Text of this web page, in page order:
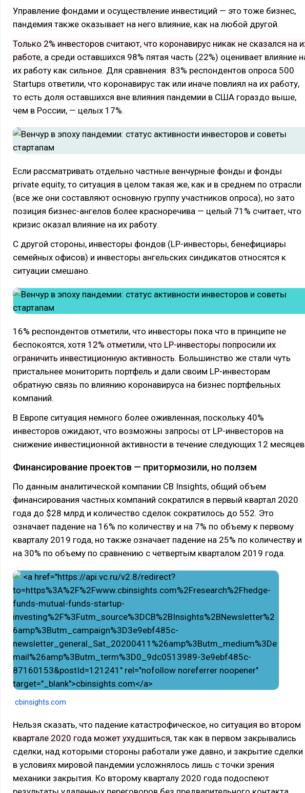
Управление фондами и осуществление инвестиций — это тоже бизнес,
пандемия также оказывает на него влияние, как на любой другой.
Только 2% инвесторов считают, что коронавирус никак не сказался на
работе, а среди оставшихся 98% пятая часть (22%) оценивает влияние
их работу как сильное. Для сравнения: 83% респондентов опроса 500
Startups ответили, что коронавирус так или иначе повлиял на их работу,
то есть доля оставшихся вне влияния пандемии в США гораздо выше,
чем в России, — целых 17%.
Если рассматривать отдельно частные венчурные фонды и фонды
private equity, то ситуация в целом такая же, как и в среднем по отрасли
(все же они составляют основную группу участников опроса), но зато
позиция бизнес-ангелов более красноречива — целый 71% считает, что
кризис оказал влияние на их работу.
С другой стороны, инвесторы фондов (LP-инвесторы, бенефициары
семейных офисов) и инвесторы ангельских синдикатов относятся к
ситуации смешано.
16% респондентов отметили, что инвесторы пока что в принципе не
беспокоятся, хотя 12% отметили, что LP-инвесторы попросили их
ограничить инвестиционную активность. Большинство же стали чуть
пристальнее мониторить портфель и дали своим LP-инвесторам
обратную связь по влиянию коронавируса на бизнес портфельных
компаний.
В Европе ситуация немного более оживленная, поскольку 40%
инвесторов ожидают, что возможны запросы от LP-инвесторов на
снижение инвестиционной активности в течение следующих 12
Финансирование проектов — притормозили, но ползем
По данным аналитической компании CB Insights, общий объем
финансирования частных компаний сократился в первый квартал 2020
года до $28 млрд и количество сделок сократилось до 552. Это
означает падение на 16% по количеству и на 7% по объему к первому
кварталу 2019 года, но также означает падение на 25% по количеству и
на 30% по объему по сравнению с четвертым кварталом 2019 года.
cbinsights.com
Нельзя сказать, что падение катастрофическое, но ситуация во втором
квартале 2020 года может ухудшиться, так как в первом закрывались
сделки, над которыми стороны работали уже давно, и закрытие сделки
в условиях мировой пандемии усложнялось лишь с точки зрения
механики закрытия. Ко второму кварталу 2020 года подоспеют